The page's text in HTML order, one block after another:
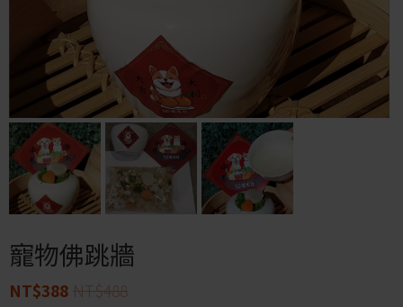
寵物佛跳牆
NT$488
NT$388